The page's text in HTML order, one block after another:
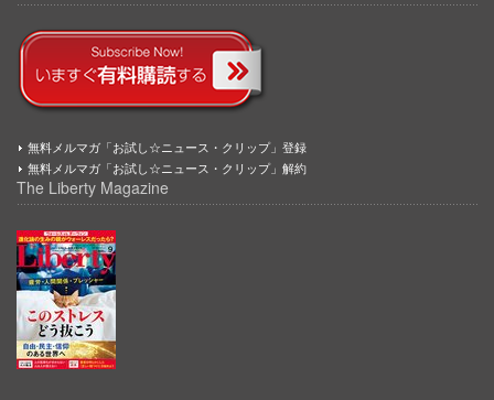
無料メルマガ「お試し☆ニュース・クリップ」登録
無料メルマガ「お試し☆ニュース・クリップ」解約
The Liberty Magazine